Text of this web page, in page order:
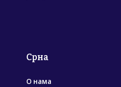
Срна
О нама